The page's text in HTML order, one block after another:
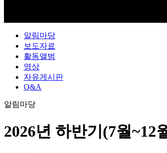
알림마당
보도자료
활동앨범
영상
자유게시판
Q&A
알림마당
2026년 하반기(7월~12